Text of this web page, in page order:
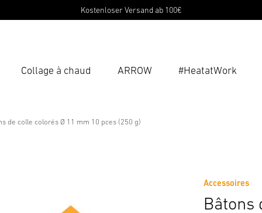
Kostenloser Versand ab 100€
Collage à chaud ARROW #HeatatWork
de colle colorés Ø 11 mm 10 pces (250 g)
Accessoires
Bâtons